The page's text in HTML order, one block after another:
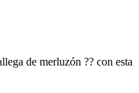
de merluzón ?? con esta